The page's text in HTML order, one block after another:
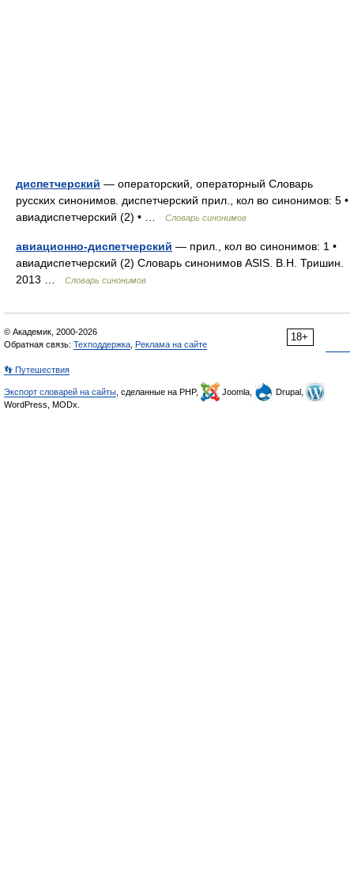
диспетчерский — операторский, операторный Словарь
русских синонимов. диспетчерский прил., кол во синонимов: 5 •
авиадиспетчерский (2) • …
Словарь синонимов
авиационно-диспетчерский — прил., кол во синонимов: 1 •
авиадиспетчерский (2) Словарь синонимов ASIS. В.Н. Тришин.
2013 …
Словарь синонимов
18+
© Академик, 2000-2026
Обратная связь: Техподдержка Реклама на сайте
👣 Путешествия
Экспорт словарей на сайты , сделанные на PHP, Joomla,
Drupal,
WordPress, MODx.